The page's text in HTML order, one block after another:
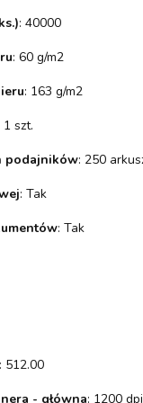
: 40000
: 60 g/m2
: 163 g/m2
1 szt.
podajników: 250
: Tak
: Tak
: 512.00
- główna: 1200 dpi